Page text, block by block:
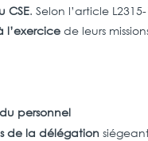
CSE. Selon l’article
l’exercice de leurs
personnel
de la délégation